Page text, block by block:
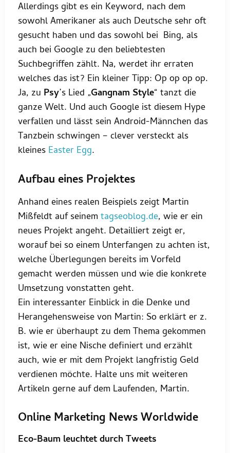
Allerdings gibt es ein Keyword, nach dem
sowohl Amerikaner als auch Deutsche sehr oft
gesucht haben und das sowohl bei Bing, als
auch bei Google zu den beliebtesten
Suchbegriffen zählt. Na, werdet ihr erraten
welches das ist? Ein kleiner Tipp: Op op op op.
Ja, zu Psy’s Lied „Gangnam Style“ tanzt die
ganze Welt. Und auch Google ist diesem Hype
verfallen und lässt sein Android-Männchen das
Tanzbein schwingen – clever versteckt als
kleines Easter Egg.
Aufbau eines Projektes
Anhand eines realen Beispiels zeigt Martin
Mißfeldt auf seinem tagseoblog.de, wie er ein
neues Projekt angeht. Detailliert zeigt er,
worauf bei so einem Unterfangen zu achten ist,
welche Überlegungen bereits im Vorfeld
gemacht werden müssen und wie die konkrete
Umsetzung vonstatten geht.
Ein interessanter Einblick in die Denke und
Herangehensweise von Martin: So erklärt er z.
B. wie er überhaupt zu dem Thema gekommen
ist, wie er eine Nische definiert und erzählt
auch, wie er mit dem Projekt langfristig Geld
verdienen möchte. Halte uns mit weiteren
Artikeln gerne auf dem Laufenden, Martin.
Online Marketing News Worldwide
Eco-Baum leuchtet durch Tweets